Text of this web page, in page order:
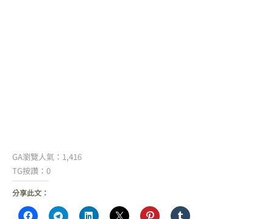
GA瀏覽人氣：1,416
TG按讚：0
分享此文：